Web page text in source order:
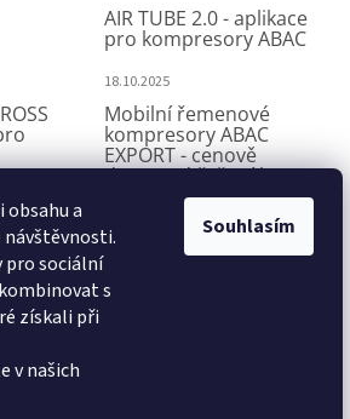
obsahu a
pro sociální
s
získali při
v našich
Souhlasím
AIR TUBE 2.0 - aplikace
pro kompresory ABAC
18.10.2025
Mobilní řemenové
kompresory ABAC
EXPORT - cenově
dostupné řešení bez
kompromisů
27.8.2025
kompresory ABAC CROSS